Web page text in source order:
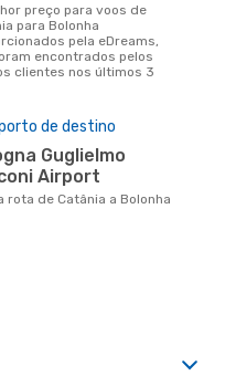
para Bolonha
pela eDreams,
encontrados pelos
clientes nos últimos 3
de destino
Airport
a rota de Catânia a Bolonha